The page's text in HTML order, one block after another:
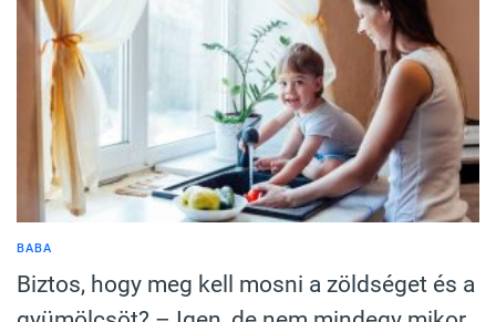
BABA
Biztos, hogy meg kell mosni a zöldséget és a